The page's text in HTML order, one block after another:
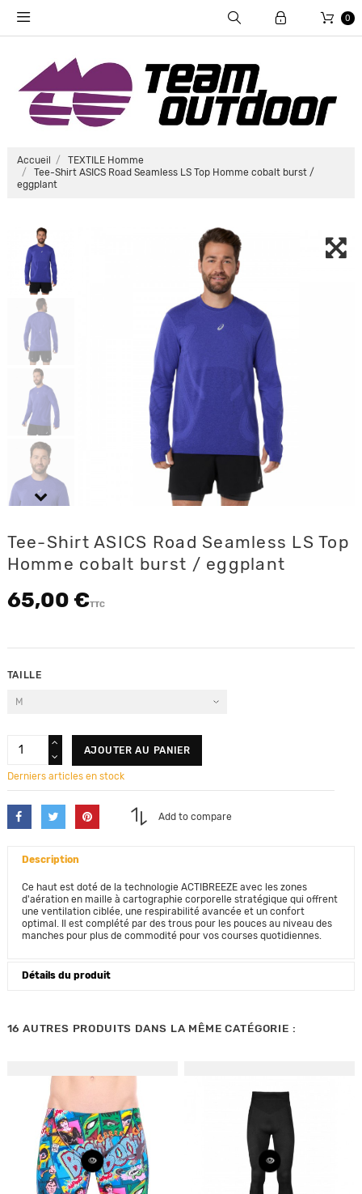
0
Accueil
TEXTILE Homme
Tee-Shirt ASICS Road Seamless LS Top Homme cobalt burst /
eggplant
Tee-Shirt ASICS Road Seamless LS Top
Homme cobalt burst / eggplant
65,00 €TTC
TAILLE
AJOUTER AU PANIER
Derniers articles en stock
Add to compare
Description
Ce haut est doté de la technologie ACTIBREEZE avec les zones
d'aération en maille à cartographie corporelle stratégique qui offrent
une ventilation ciblée, une respirabilité avancée et un confort
optimal. Il est complété par des trous pour les pouces au niveau des
manches pour plus de commodité pour vos courses quotidiennes.
Détails du produit
16 AUTRES PRODUITS DANS LA MÊME CATÉGORIE :